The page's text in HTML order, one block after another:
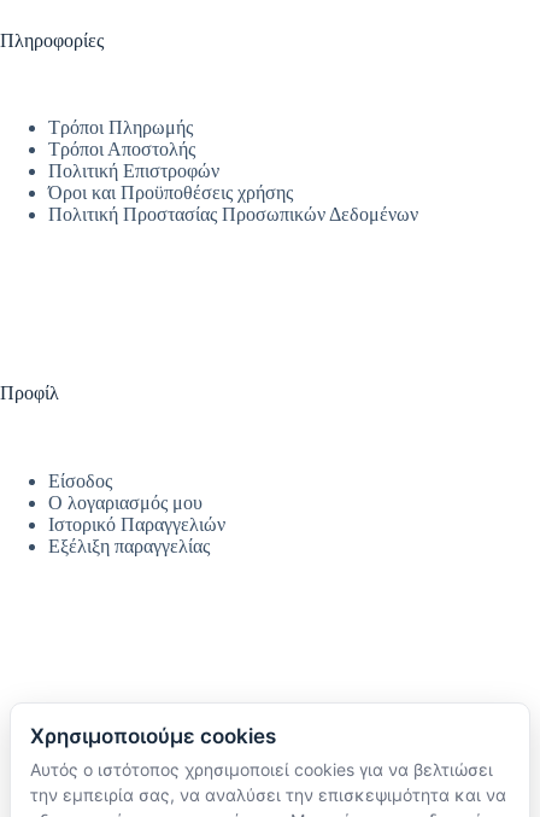
Πληροφορίες
Τρόποι Πληρωμής
Τρόποι Αποστολής
Πολιτική Επιστροφών
Όροι και Προϋποθέσεις χρήσης
Πολιτική Προστασίας Προσωπικών Δεδομένων
Προφίλ
Είσοδος
Ο λογαριασμός μου
Ιστορικό Παραγγελιών
Εξέλιξη παραγγελίας
Ακολουθήστε μας
TikTok
Χρησιμοποιούμε cookies
Αυτός ο ιστότοπος χρησιμοποιεί cookies για να βελτιώσει
την εμπειρία σας, να αναλύσει την επισκεψιμότητα και να